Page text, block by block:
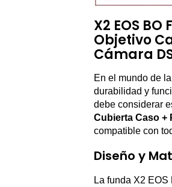
X2 EOS
Objetivo
Cámara
En el mundo de
durabilidad y
debe considerar
Cubierta Caso +
compatible con
Diseño y
La funda X2